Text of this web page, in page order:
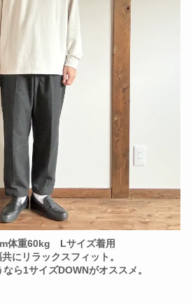
体重60kg Lサイズ着用
にリラックスフィット。
ら1サイズDOWNがオススメ。